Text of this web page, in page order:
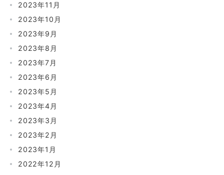
2023年11月
2023年10月
2023年9月
2023年8月
2023年7月
2023年6月
2023年5月
2023年4月
2023年3月
2023年2月
2023年1月
2022年12月